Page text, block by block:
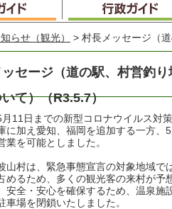
らせ（観光） > 村長メッセージ（
セージ（道の駅、村営釣
て）（R3.5.7）
11日までの新型コロナウイルス対
に加え愛知、福岡を追加する一方
業を可能としました。
山村は、緊急事態宣言の対象地域
めるため、多くの観光客の来村が
安全・安心を確保するため、温泉
車場を閉鎖いたしました。